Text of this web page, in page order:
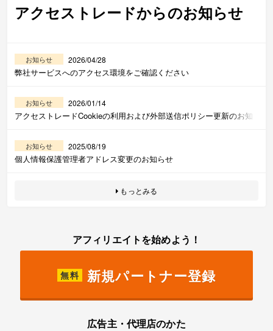
アクセストレードからのお知らせ
2026/04/28
お知らせ
弊社サービスへのアクセス環境をご確認ください
2026/01/14
お知らせ
アクセストレードCookieの利用および外部送信ポリシー更新のお知
らせ
2025/08/19
お知らせ
個人情報保護管理者アドレス変更のお知らせ
もっとみる
アフィリエイトを始めよう！
無料 新規パートナー登録
広告主・代理店のかた